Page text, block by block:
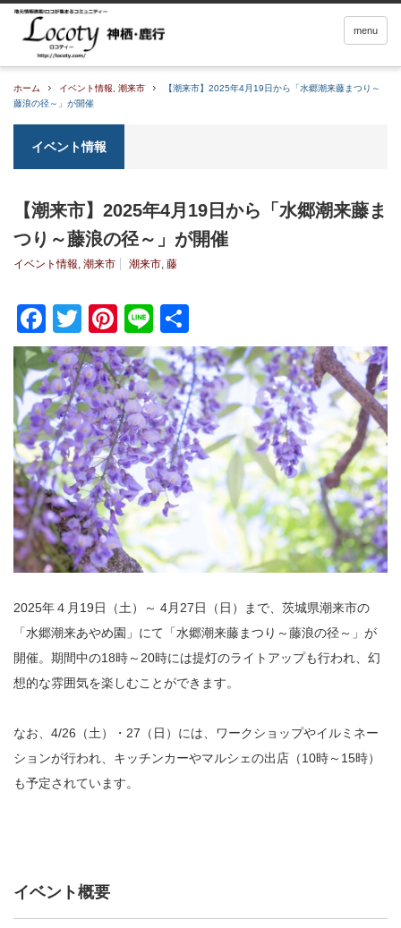
menu
ホーム イベント情報 潮来市
【潮来市】2025年4月19日から「水郷潮来藤まつり～
藤浪の径～」が開催
イベント情報
【潮来市】2025年4月19日から「水郷潮来藤ま
つり～藤浪の径～」が開催
イベント情報, 潮来市 潮来市, 藤
Facebook
TwitterPinterest
Line
有
2025年４月19日（土）～ 4月27日（日）まで、茨城県潮来市の
「水郷潮来あやめ園」にて「水郷潮来藤まつり～藤浪の径～」が
開催。期間中の18時～20時には提灯のライトアップも行われ、幻
想的な雰囲気を楽しむことができます。
なお、4/26（土）・27（日）には、ワークショップやイルミネー
ションが行われ、キッチンカーやマルシェの出店（10時～15時）
も予定されています。
イベント概要